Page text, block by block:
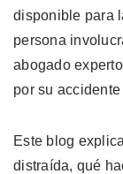
disponible para
persona
abogado
por su
Este blog
distraída, qué